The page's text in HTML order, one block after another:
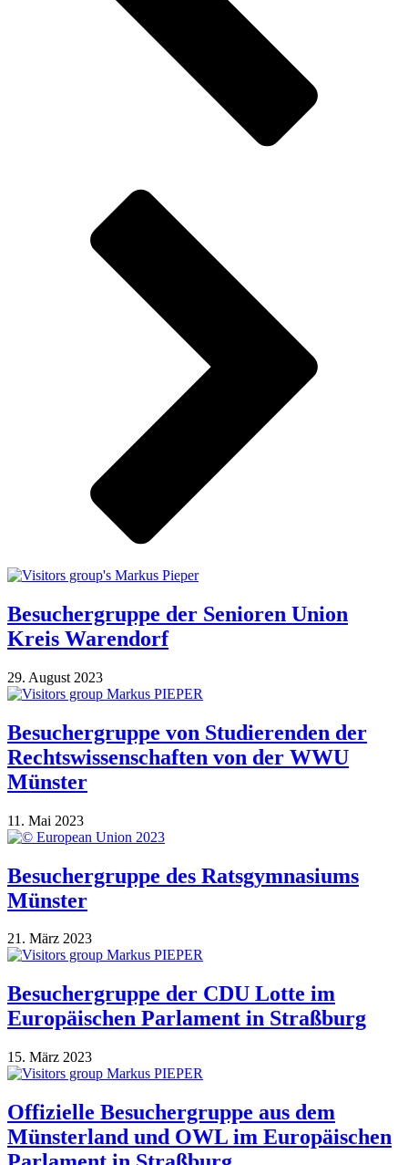
Besuchergruppe der Senioren Union
Kreis Warendorf
29. August 2023
Besuchergruppe von Studierenden der
Rechtswissenschaften von der WWU
Münster
11. Mai 2023
Besuchergruppe des Ratsgymnasiums
Münster
21. März 2023
Besuchergruppe der CDU Lotte im
Europäischen Parlament in Straßburg
15. März 2023
Offizielle Besuchergruppe aus dem
Münsterland und OWL im Europäischen